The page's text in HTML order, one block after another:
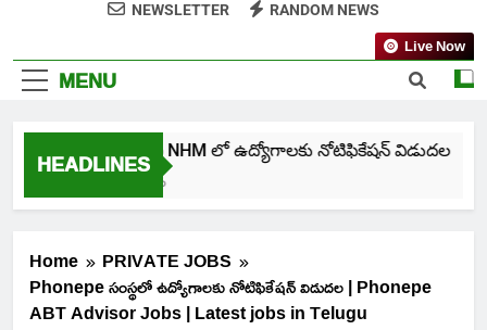
NEWSLETTER RANDOM NEWS
MENU
Live Now
HEADLINES
తెలంగాణ NHM లో ఉద్యోగాలకు నోటిఫికేషన్ విడుదల
Home
PRIVATE JOBS
Phonepe సంస్థలో ఉద్యోగాలకు నోటిఫికేషన్ విడుదల | Phonepe
ABT Advisor Jobs | Latest jobs in Telugu